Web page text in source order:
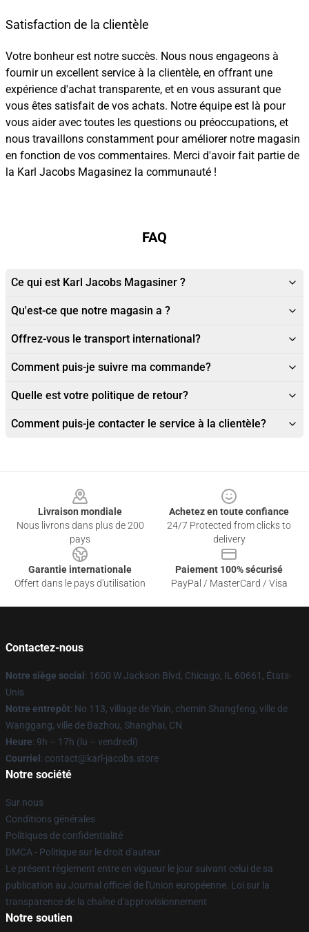
Satisfaction de la clientèle
Votre bonheur est notre succès. Nous nous engageons à
fournir un excellent service à la clientèle, en offrant une
expérience d'achat transparente, et en vous assurant que
vous êtes satisfait de vos achats. Notre équipe est là pour
vous aider avec toutes les questions ou préoccupations, et
nous travaillons constamment pour améliorer notre magasin
en fonction de vos commentaires. Merci d'avoir fait partie de
la Karl Jacobs Magasinez la communauté !
FAQ
Ce qui est Karl Jacobs Magasiner ?
Qu'est-ce que notre magasin a ?
Offrez-vous le transport international?
Comment puis-je suivre ma commande?
Quelle est votre politique de retour?
Comment puis-je contacter le service à la clientèle?
Livraison mondiale
Nous livrons dans plus de 200
pays
Achetez en toute confiance
24/7 Protected from clicks to
delivery
Garantie internationale
Offert dans le pays d'utilisation
Paiement 100% sécurisé
PayPal / MasterCard / Visa
Contactez-nous
Notre siège social : 1600 W Jackson Blvd, Chicago, IL 60661, États-
Unis
Notre entrepôt: No 113, village de Yixin, chemin Shangfeng, ville de
Wanggang, ville de Bazhou, Shanghai, CN
Heure: 9h – 17h (lu – vendredi)
Courriel : contact@karl-jacobs.store
Notre société
Sur nous
Conditions générales
Politiques de confidentialité
DMCA - Politique sur le droit d'auteur
Le présent règlement entre en vigueur le jour suivant celui de sa
publication au Journal officiel de l'Union européenne. Loi sur la
transparence de la chaîne d'approvisionnement
Notre soutien